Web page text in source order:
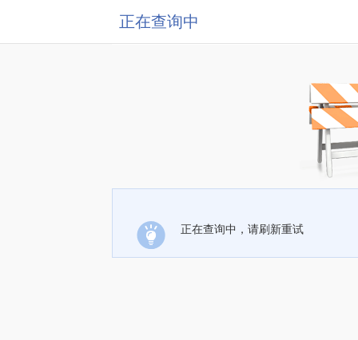
正在查询中
正在查询中，请刷新重试